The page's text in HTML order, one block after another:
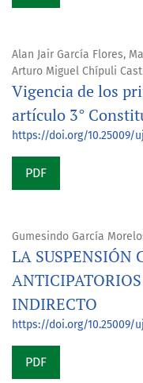
Alan Jair García Flores,
Arturo Miguel Chípuli
Vigencia de los
artículo 3°
https://doi.org/10.25009/
PDF
Gumesindo García
LA SUSPENSIÓN
INDIRECTO
https://doi.org/10.25009/
PDF